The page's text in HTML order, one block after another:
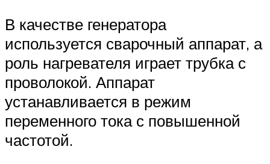
В качестве генератора
используется сварочный аппарат, а
роль нагревателя играет трубка с
проволокой. Аппарат
устанавливается в режим
переменного тока с повышенной
частотой.